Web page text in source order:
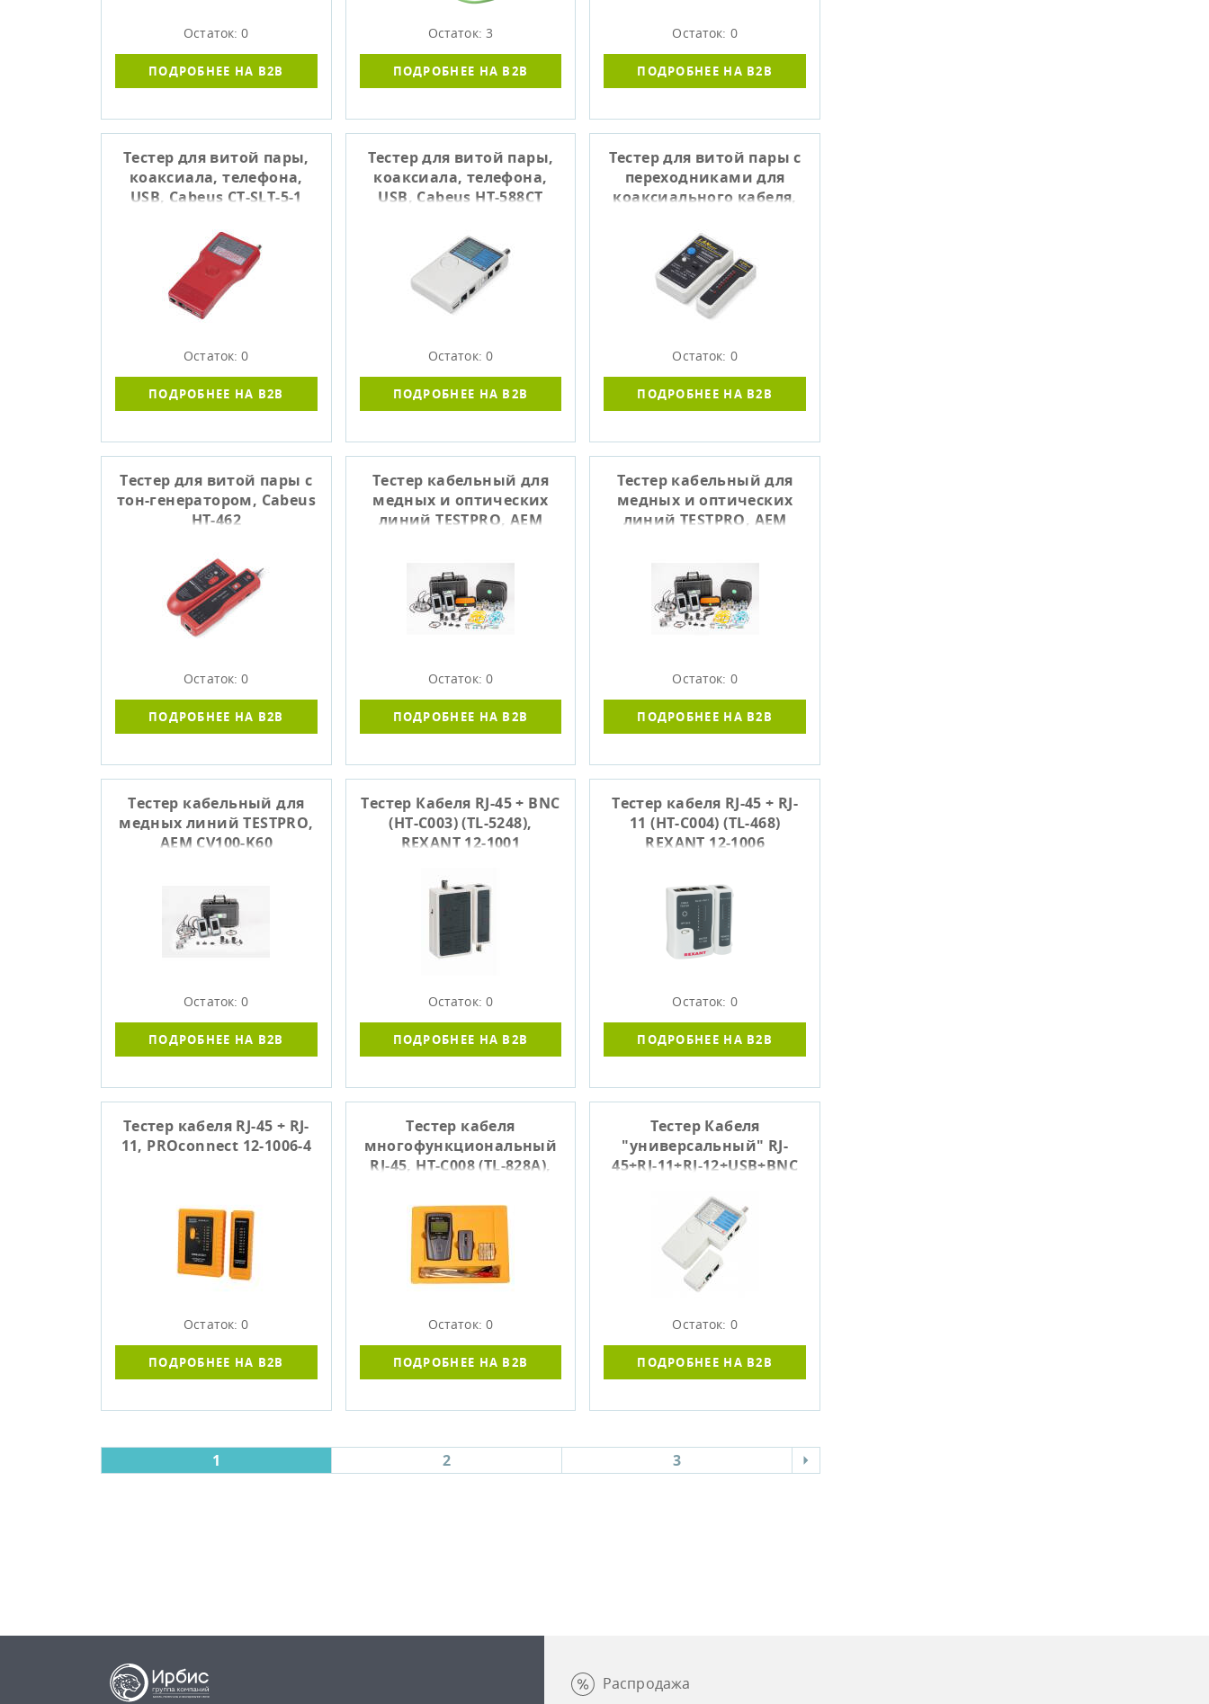
Остаток: 0
ПОДРОБНЕЕ НА B2B
Остаток: 3
ПОДРОБНЕЕ НА B2B
Остаток: 0
ПОДРОБНЕЕ НА B2B
Тестер для витой пары,
коаксиала, телефона,
USB, Cabeus CT-SLT-5-1
Остаток: 0
ПОДРОБНЕЕ НА B2B
Тестер для витой пары,
коаксиала, телефона,
USB, Cabeus HT-588CT
Остаток: 0
ПОДРОБНЕЕ НА B2B
Тестер для витой пары с
переходниками для
коаксиального кабеля,
Остаток: 0
ПОДРОБНЕЕ НА B2B
Тестер для витой пары с
тон-генератором, Cabeus
HT-462
Остаток: 0
ПОДРОБНЕЕ НА B2B
Тестер кабельный для
медных и оптических
линий TESTPRO, AEM
Остаток: 0
ПОДРОБНЕЕ НА B2B
Тестер кабельный для
медных и оптических
линий TESTPRO, AEM
Остаток: 0
ПОДРОБНЕЕ НА B2B
Тестер кабельный для
медных линий TESTPRO,
AEM CV100-K60
Остаток: 0
ПОДРОБНЕЕ НА B2B
Тестер Кабеля RJ-45 + BNC
(HT-C003) (TL-5248),
REXANT 12-1001
Остаток: 0
ПОДРОБНЕЕ НА B2B
Тестер кабеля RJ-45 + RJ-
11 (HT-C004) (TL-468)
REXANT 12-1006
Остаток: 0
ПОДРОБНЕЕ НА B2B
Тестер кабеля RJ-45 + RJ-
11, PROconnect 12-1006-4
Остаток: 0
ПОДРОБНЕЕ НА B2B
Тестер кабеля
многофункциональный
RJ-45, HT-C008 (TL-828A),
Остаток: 0
ПОДРОБНЕЕ НА B2B
Тестер Кабеля
"универсальный" RJ-
45+RJ-11+RJ-12+USB+BNC
1003
Остаток: 0
ПОДРОБНЕЕ НА B2B
1 2 3
Распродажа